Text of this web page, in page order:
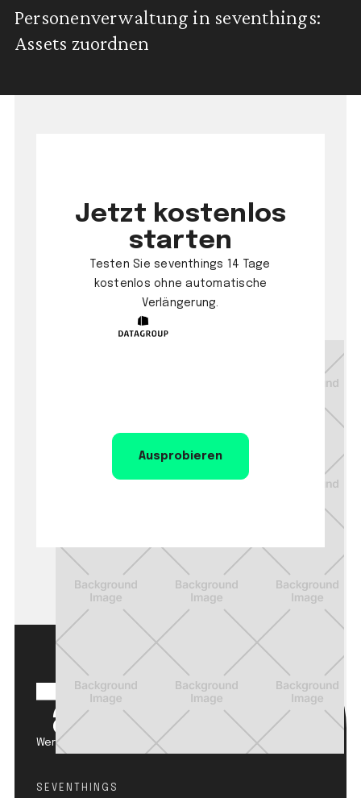
Personenverwaltung in seventhings:
Assets zuordnen
Jetzt kostenlos
starten
Testen Sie seventhings 14 Tage
kostenlos ohne automatische
Verlängerung.
Ausprobieren
Werden Sie zum Circular Champion.
SEVENTHINGS